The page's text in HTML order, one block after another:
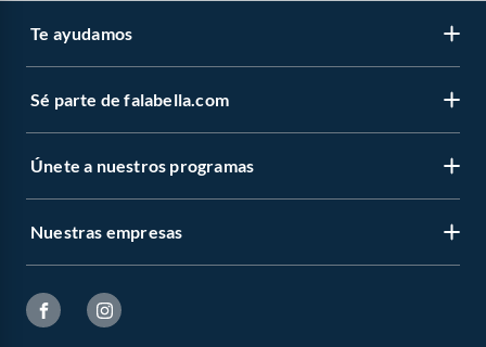
Te ayudamos
Sé parte de falabella.com
Únete a nuestros programas
Nuestras empresas